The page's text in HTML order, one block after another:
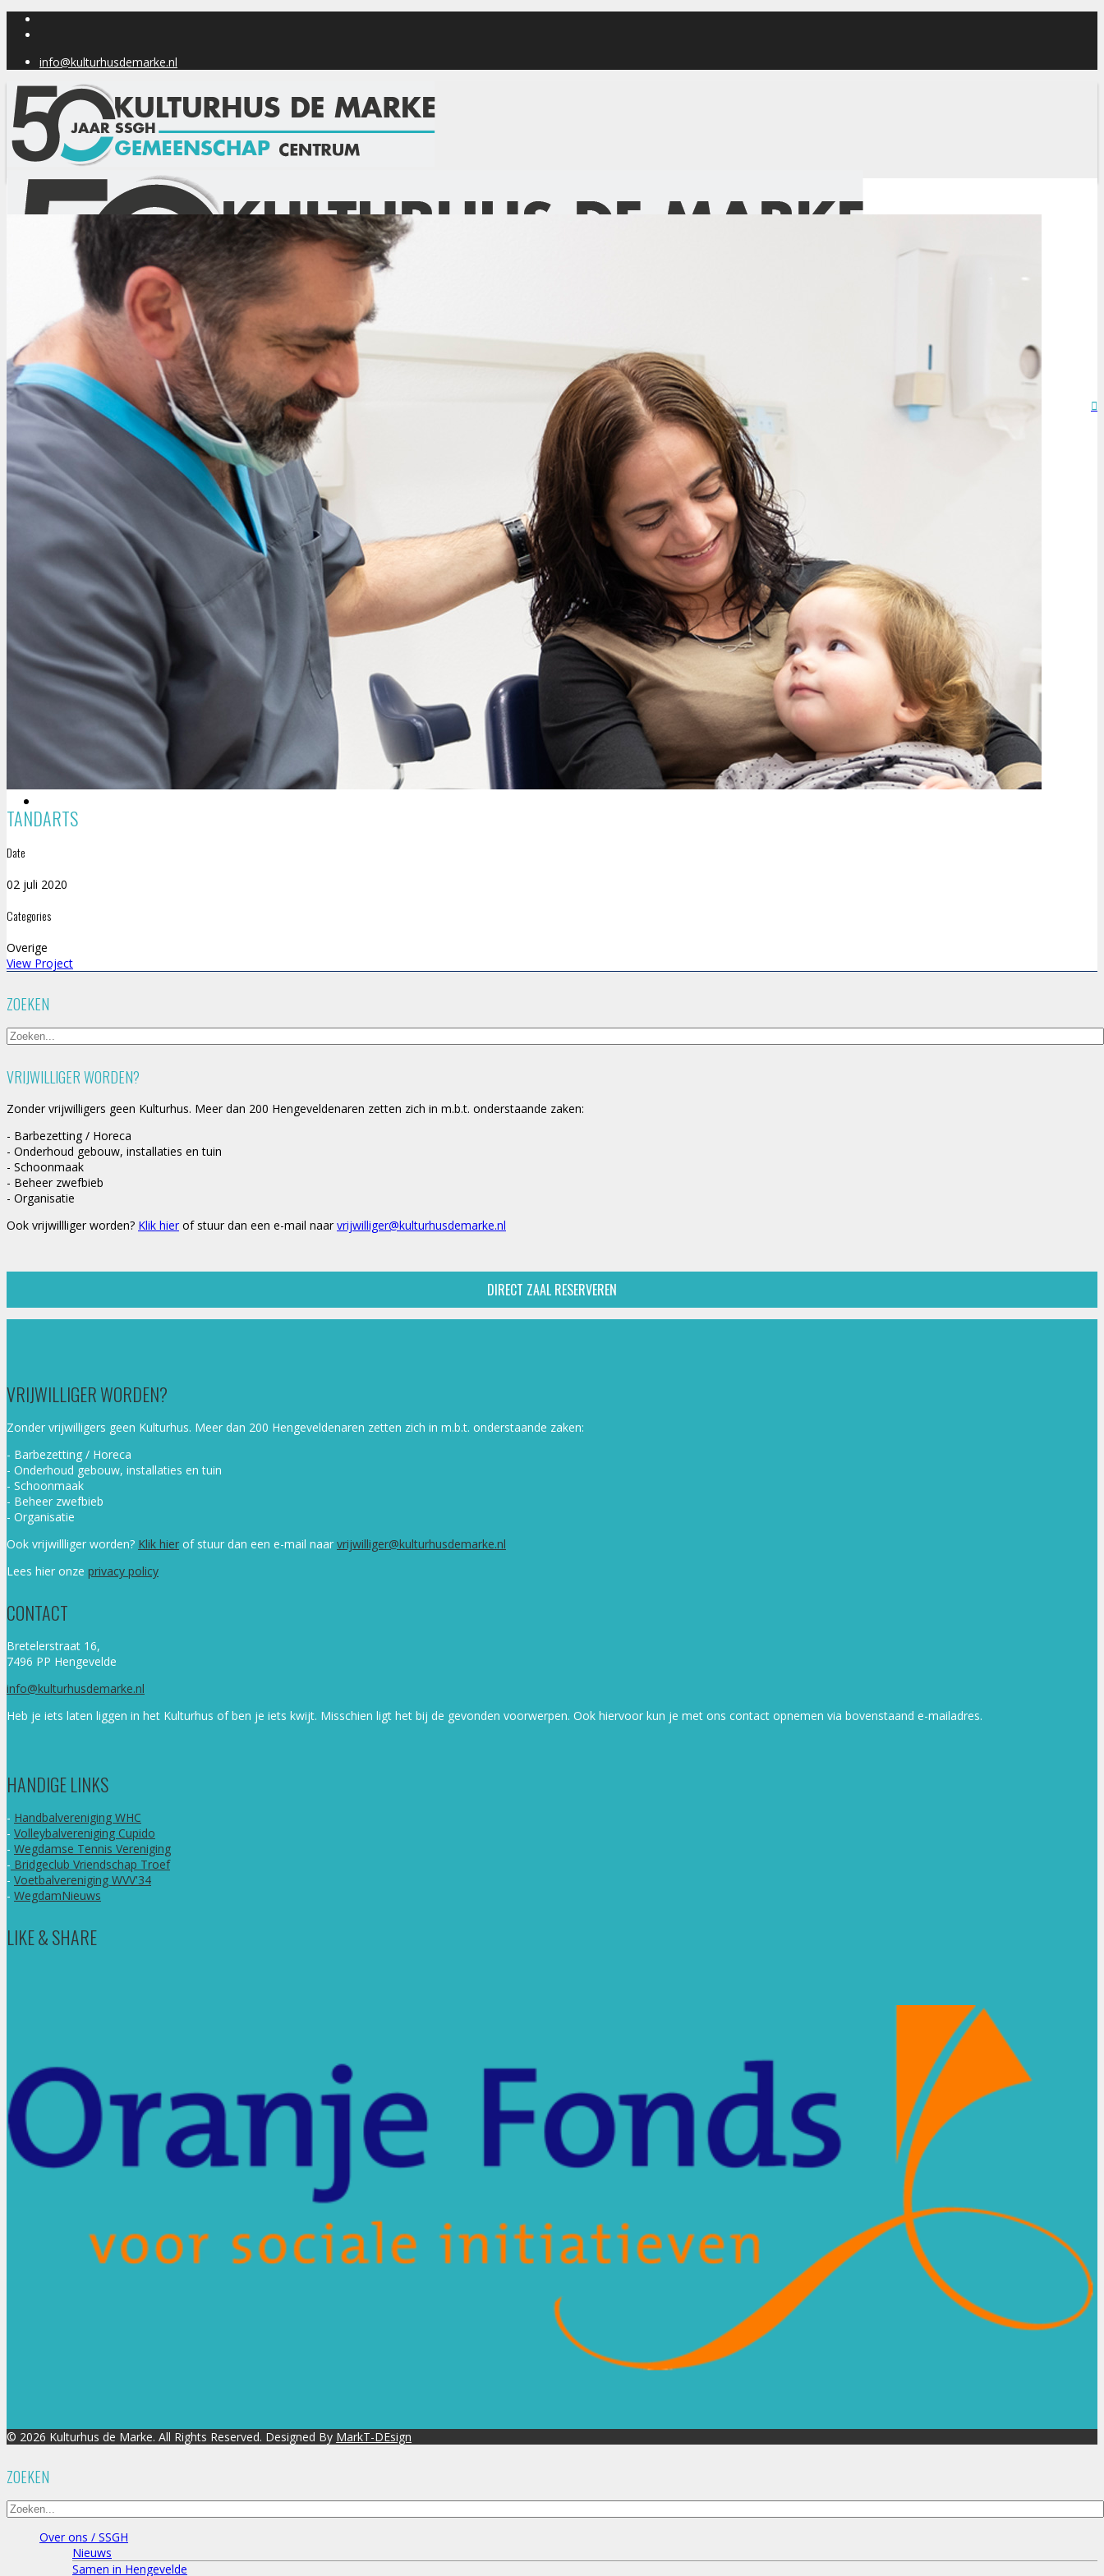
info@kulturhusdemarke.nl
OVER ONS / SSGH
VRIJWILLIGERS
ZALEN
RESERVEREN
VERGADEREN
CONTACT
TANDARTS
Date
02 juli 2020
Categories
Overige
View Project
ZOEKEN
VRIJWILLIGER WORDEN?
Zonder vrijwilligers geen Kulturhus. Meer dan 200 Hengeveldenaren zetten zich in m.b.t. onderstaande zaken:
- Barbezetting / Horeca
- Onderhoud gebouw, installaties en tuin
- Schoonmaak
- Beheer zwefbieb
- Organisatie
Ook vrijwillliger worden? Klik hier of stuur dan een e-mail naar vrijwilliger@kulturhusdemarke.nl
DIRECT ZAAL RESERVEREN
VRIJWILLIGER WORDEN?
Zonder vrijwilligers geen Kulturhus. Meer dan 200 Hengeveldenaren zetten zich in m.b.t. onderstaande zaken:
- Barbezetting / Horeca
- Onderhoud gebouw, installaties en tuin
- Schoonmaak
- Beheer zwefbieb
- Organisatie
Ook vrijwillliger worden? Klik hier of stuur dan een e-mail naar vrijwilliger@kulturhusdemarke.nl
Lees hier onze privacy policy
CONTACT
Bretelerstraat 16,
7496 PP Hengevelde
info@kulturhusdemarke.nl
Heb je iets laten liggen in het Kulturhus of ben je iets kwijt. Misschien ligt het bij de gevonden voorwerpen. Ook hiervoor kun je met ons contact opnemen via bovenstaand e-mailadres.
HANDIGE LINKS
- Handbalvereniging WHC
- Volleybalvereniging Cupido
- Wegdamse Tennis Vereniging
- Bridgeclub Vriendschap Troef
- Voetbalvereniging WVV'34
- WegdamNieuws
LIKE & SHARE
© 2026 Kulturhus de Marke. All Rights Reserved. Designed By MarkT-DEsign
ZOEKEN
Over ons / SSGH
Nieuws
Samen in Hengevelde